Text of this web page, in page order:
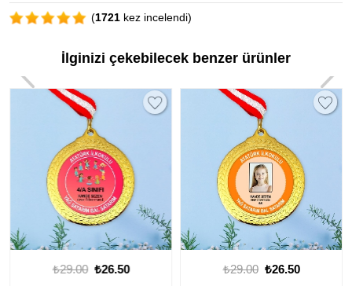
(1721 kez incelendi)
İlginizi çekebilecek benzer ürünler
₺29.00 ₺26.50 ₺29.00 ₺26.50